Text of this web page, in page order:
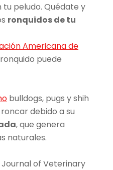
peludo. Quédate y
ronquidos de tu
Americana de
puede
bulldogs, pugs y shih
debido a su
, que genera
naturales.
of Veterinary